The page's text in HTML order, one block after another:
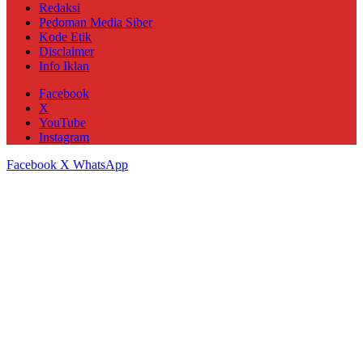
Redaksi
Pedoman Media Siber
Kode Etik
Disclaimer
Info Iklan
Facebook
X
YouTube
Instagram
Facebook X WhatsApp